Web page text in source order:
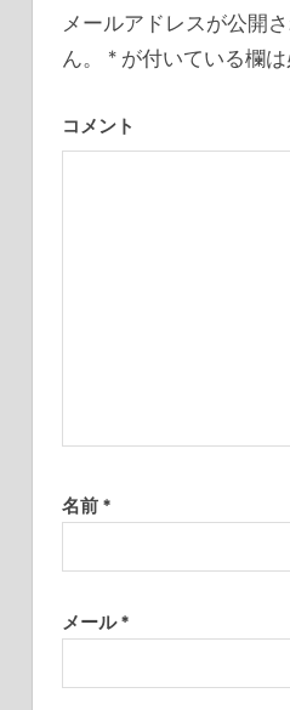
ー
シ
ョ
メールアドレスが公開
ん。
*が付いている欄
コメント
名前 *
メール*